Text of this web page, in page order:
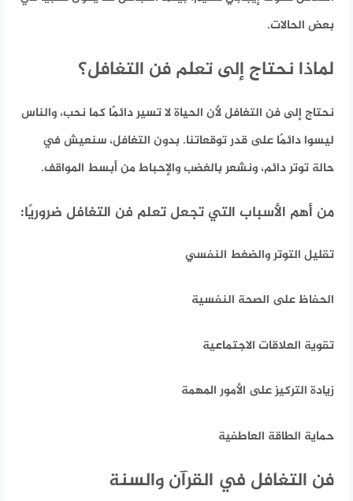
بعض الحالات.
لماذا نحتاج إلى تعلم فن التغافل؟
نحتاج إلى فن التغافل لأن الحياة لا تسير دائمًا كما نحب، والناس
ليسوا دائمًا على قدر توقعاتنا. بدون التغافل، سنعيش في
حالة توتر دائم، ونشعر بالغضب والإحباط من أبسط المواقف.
من أهم الأسباب التي تجعل تعلم فن التغافل ضروريًا:
تقليل التوتر والضغط النفسي
الحفاظ على الصحة النفسية
تقوية العلاقات الاجتماعية
زيادة التركيز على الأمور المهمة
حماية الطاقة العاطفية
فن التغافل في القرآن والسنة